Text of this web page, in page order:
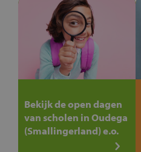
Bekijk de open dagen
van scholen in Oudega
(Smallingerland) e.o.